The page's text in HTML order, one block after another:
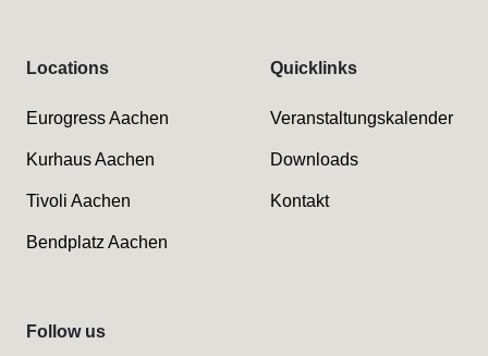
Locations
Eurogress Aachen
Kurhaus Aachen
Tivoli Aachen
Bendplatz Aachen
Quicklinks
Veranstaltungskalender
Downloads
Kontakt
Follow us